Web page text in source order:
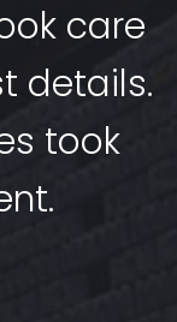
care
details.
took